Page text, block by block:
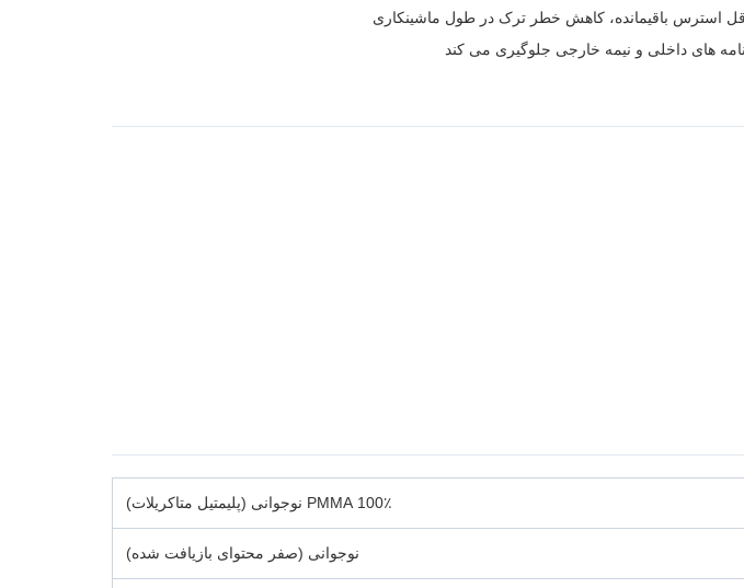
استرس باقیمانده، کاهش خطر ترک در طول ماشینکاری
100٪ PMMA نوجوانی (پلیمتیل متاکریلات)
نوجوانی (صفر محتوای بازیافت شده)